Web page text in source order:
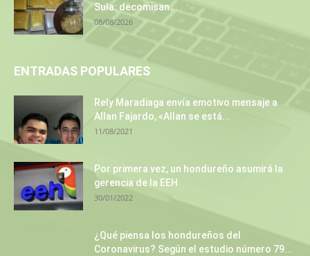
Sula: decomisan...
08/08/2026
ENTRADAS POPULARES
Rely Maradiaga envía emotivo mensaje a
Allan Fajardo, «Allan se está...
11/08/2021
Por primera vez, un hondureño asumirá la
gerencia de la EEH
30/01/2022
¿Qué piensa los hondureños del
Coronavirus? Según el estudio número 79...